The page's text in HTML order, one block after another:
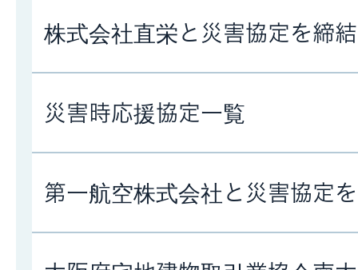
株式会社直栄と災害協定を締結
災害時応援協定一覧
第一航空株式会社と災害協定